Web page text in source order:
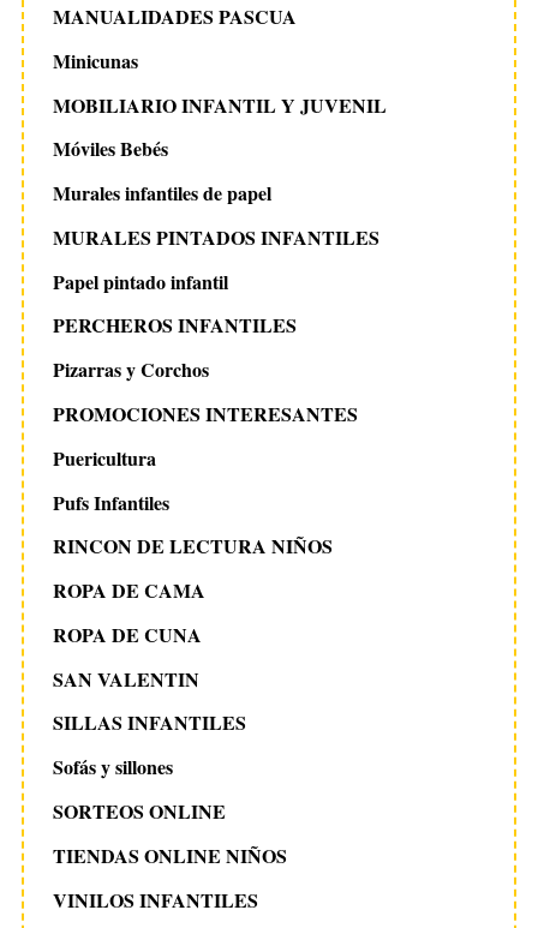
MANUALIDADES PASCUA
Minicunas
MOBILIARIO INFANTIL Y JUVENIL
Móviles Bebés
Murales infantiles de papel
MURALES PINTADOS INFANTILES
Papel pintado infantil
PERCHEROS INFANTILES
Pizarras y Corchos
PROMOCIONES INTERESANTES
Puericultura
Pufs Infantiles
RINCON DE LECTURA NIÑOS
ROPA DE CAMA
ROPA DE CUNA
SAN VALENTIN
SILLAS INFANTILES
Sofás y sillones
SORTEOS ONLINE
TIENDAS ONLINE NIÑOS
VINILOS INFANTILES